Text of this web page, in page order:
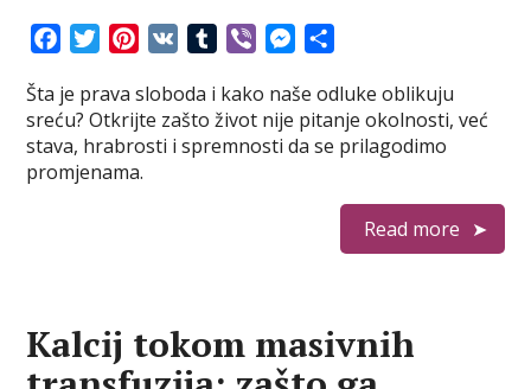
c
e
b
o
T
i
t
t
e
n
t
e
r
m
b
l
b
e
r
M
s
s
e
a
r
e
Šta je prava sloboda i kako naše odluke oblikuju
sreću? Otkrijte zašto život nije pitanje okolnosti, već
stava, hrabrosti i spremnosti da se prilagodimo
promjenama.
Read more
Kalcij tokom masivnih